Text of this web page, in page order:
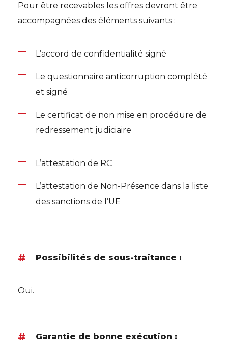
Pour être recevables les offres devront être
accompagnées des éléments suivants :
L’accord de confidentialité signé
Le questionnaire anticorruption complété
et signé
Le certificat de non mise en procédure de
redressement judiciaire
L’attestation de RC
L’attestation de Non-Présence dans la liste
des sanctions de l’UE
Possibilités de sous-traitance :
Oui.
Garantie de bonne exécution :